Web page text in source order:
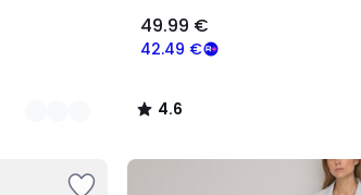
42.49 €
49.99 €
4.6
/